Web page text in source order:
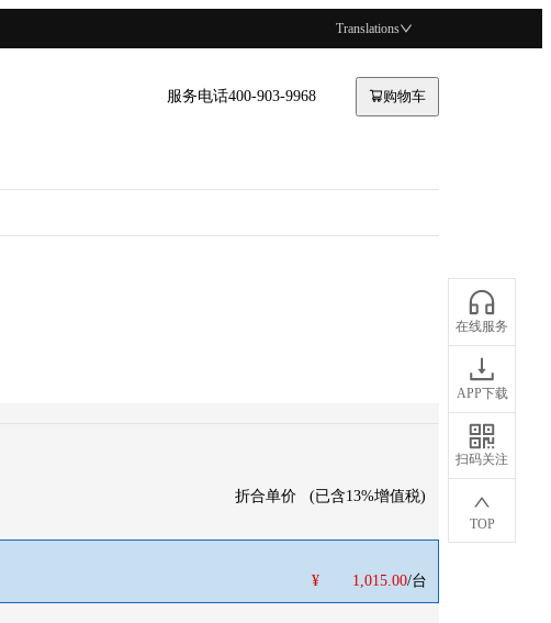
Translations
服务电话400-903-9968 购物车
在线服务
APP下载
扫码关注
TOP
折合单价
(已含13%增值税)
¥
1,015.00/台